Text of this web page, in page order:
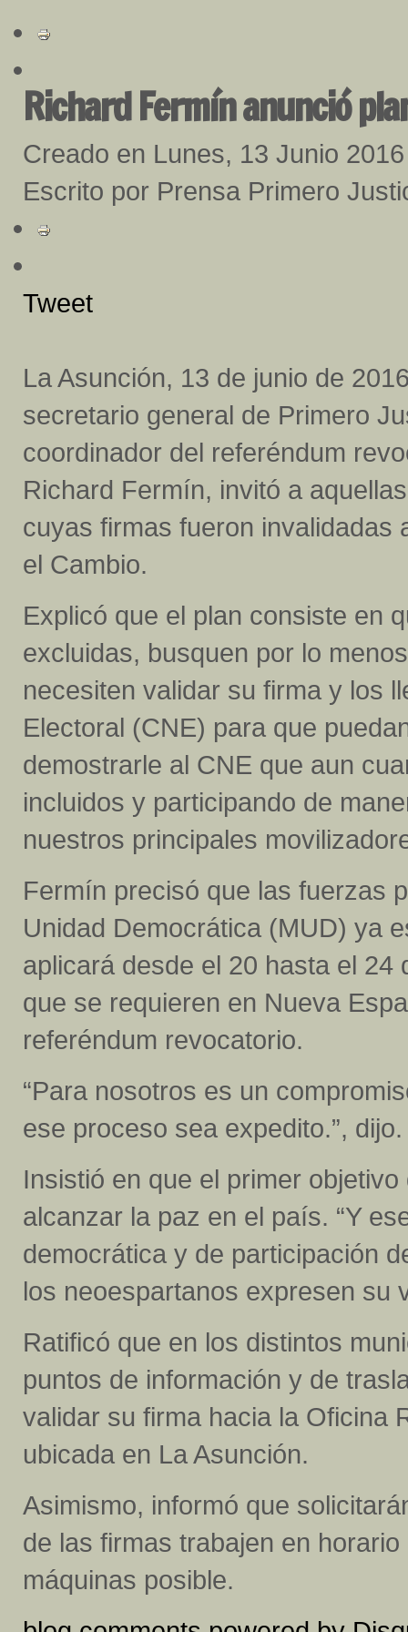
Richard Fermín anunció
Creado en Lunes, 13 Junio 2016
Escrito por Prensa Primero
Tweet
La Asunción, 13 de junio de
secretario general de Primero
coordinador del referéndum
Richard Fermín, invitó a
cuyas firmas fueron invalidadas
el Cambio.
Explicó que el plan consiste en
excluidas, busquen por lo
necesiten validar su firma y los
Electoral (CNE) para que
demostrarle al CNE que aun
incluidos y participando de
nuestros principales
Fermín precisó que las fuerzas
Unidad Democrática (MUD) ya
aplicará desde el 20 hasta el 24
que se requieren en Nueva
referéndum revocatorio.
“Para nosotros es un
ese proceso sea expedito.”, dijo.
Insistió en que el primer
alcanzar la paz en el país. “Y
democrática y de participación
los neoespartanos expresen su
Ratificó que en los distintos
puntos de información y de
validar su firma hacia la Oficina
ubicada en La Asunción.
Asimismo, informó que
de las firmas trabajen en
máquinas posible.